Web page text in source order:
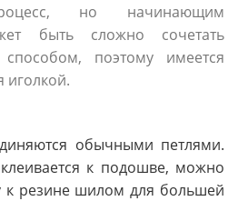
но начинающим
быть сложно сочетать
поэтому имеется
иголкой.
обычными петлями.
к подошве, можно
к резине шилом для большей